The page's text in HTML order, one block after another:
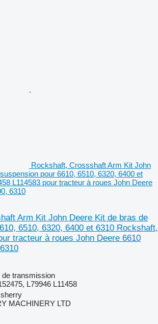
Rockshaft, Crossshaft Arm Kit John
pour 6610, 6510, 6320, 6400 et
L114583 pour tracteur à roues John Deere
6310
Arm Kit John Deere Kit de bras de
6510, 6320, 6400 et 6310 Rockshaft,
tracteur à roues John Deere 6610
de transmission
L79946 L11458
MACHINERY LTD